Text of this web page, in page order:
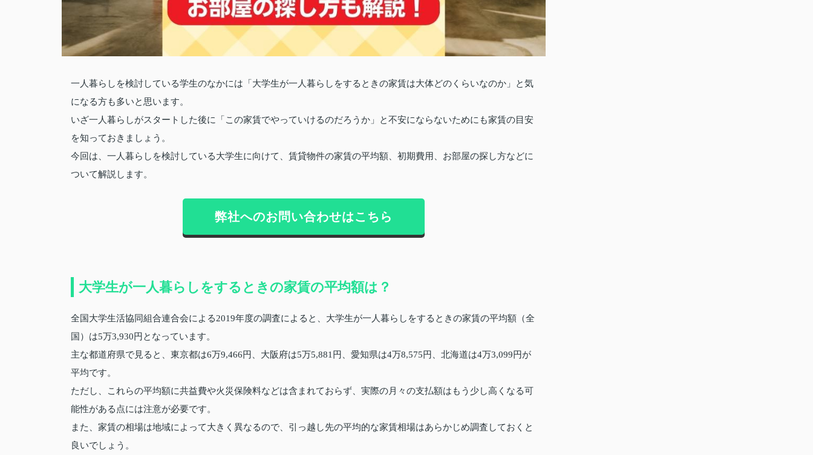
一人暮らしを検討している学生のなかには「大学生が一人暮らしをするときの家賃は大体どのくらいなのか」と気
になる方も多いと思います。
いざ一人暮らしがスタートした後に「この家賃でやっていけるのだろうか」と不安にならないためにも家賃の目安
を知っておきましょう。
今回は、一人暮らしを検討している大学生に向けて、賃貸物件の家賃の平均額、初期費用、お部屋の探し方などに
ついて解説します。
弊社へのお問い合わせはこちら
大学生が一人暮らしをするときの家賃の平均額は？
全国大学生活協同組合連合会による2019年度の調査によると、大学生が一人暮らしをするときの家賃の平均額（全
国）は5万3,930円となっています。
主な都道府県で見ると、東京都は6万9,466円、大阪府は5万5,881円、愛知県は4万8,575円、北海道は4万3,099円が
平均です。
ただし、これらの平均額に共益費や火災保険料などは含まれておらず、実際の月々の支払額はもう少し高くなる可
能性がある点には注意が必要です。
また、家賃の相場は地域によって大きく異なるので、引っ越し先の平均的な家賃相場はあらかじめ調査しておくと
良いでしょう。